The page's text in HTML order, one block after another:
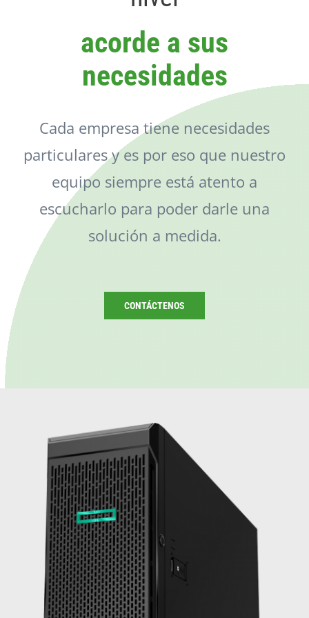
acorde a sus
necesidades
Cada empresa tiene necesidades
particulares y es por eso que nuestro
equipo siempre está atento a
escucharlo para poder darle una
solución a medida.
CONTÁCTENOS